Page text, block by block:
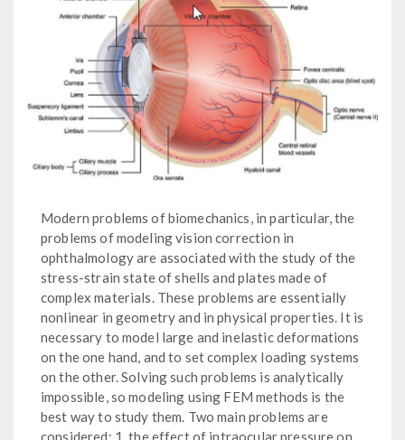
Modern problems of biomechanics, in particular, the
problems of modeling vision correction in
ophthalmology are associated with the study of the
stress-strain state of shells and plates made of
complex materials. These problems are essentially
nonlinear in geometry and in physical properties. It is
necessary to model large and inelastic deformations
on the one hand, and to set complex loading systems
on the other. Solving such problems is analytically
impossible, so modeling using FEM methods is the
best way to study them. Two main problems are
considered: 1. the effect of intraocular pressure on